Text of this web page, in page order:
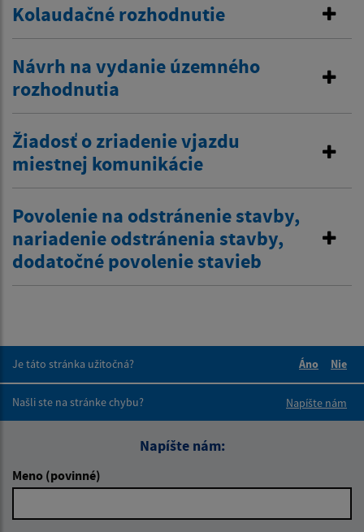
Kolaudačné rozhodnutie
Návrh na vydanie územného
rozhodnutia
Žiadosť o zriadenie vjazdu
miestnej komunikácie
Povolenie na odstránenie stavby,
nariadenie odstránenia stavby,
dodatočné povolenie stavieb
Je táto stránka užitočná?
Áno
Nie
Našli ste na stránke chybu?
Napíšte nám
Napíšte nám:
Meno (povinné)